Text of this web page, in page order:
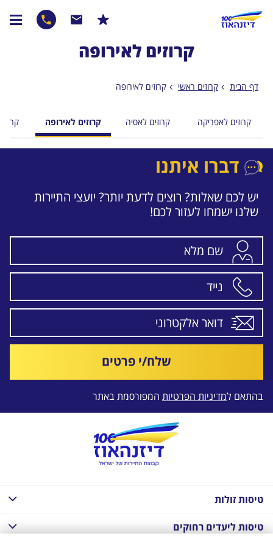
קרוזים לאירופה
דף הבית קרוזים ראשי קרוזים לאירופה
קרוזים לאפריקה קרוזים לאסיה קרוזים לאירופה
דברו איתנו
יש לכם שאלות? רוצים לדעת יותר? יועצי התיירות
שלנו ישמחו לעזור לכם!
שלח/י פרטים
בהתאם למדיניות הפרטיות המפורסמת באתר
טיסות זולות
טיסות ליעדים רחוקים